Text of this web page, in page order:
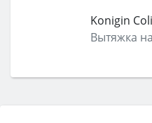
Konigin
Вытяжка